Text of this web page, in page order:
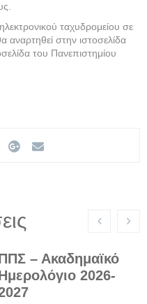
ταχυδρομείου σε
στην ιστοσελίδα
του Πανεπιστημίου
– Ακαδημαϊκό
2026-